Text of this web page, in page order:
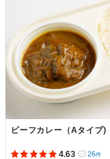
で喜ばれる印象です。 特
ズが特徴でまろやかな味
ったです。 また頼みます。
ご利用シーン：ロケ・撮影 ›
東京都大田区南雪谷2026/05/
ビーフカレー（Aタイプ)
4.63 26件